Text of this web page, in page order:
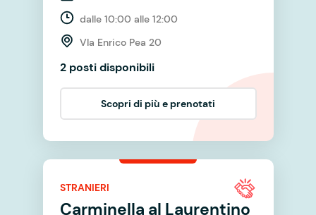
dalle 10:00 alle 12:00
VIa Enrico Pea 20
2 posti disponibili
Scopri di più e prenotati
STRANIERI
Carminella al Laurentino